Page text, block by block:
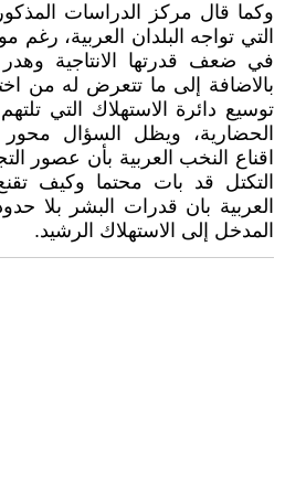
وكما قال مركز الدراسات
التي تواجه البلدان العربية، رغم
في ضعف قدرتها الانتاجية وهدر
بالاضافة إلى ما تتعرض له من
توسيع دائرة الاستهلاك التي
الحضارية، ويظل السؤال
اقناع النخب العربية بأن عصور
التكتل قد بات محتما وكيف
العربية بان قدرات البشر بلا
المدخل إلى الاستهلاك الرشيد.